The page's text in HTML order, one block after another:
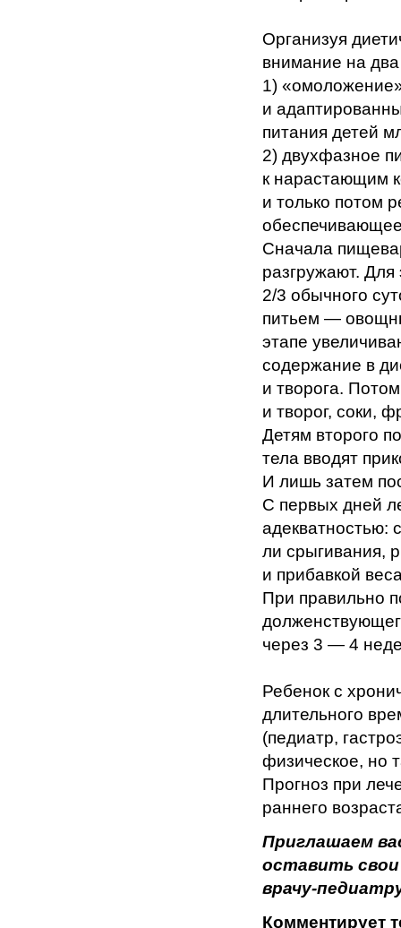
Организуя
внимание на
1)
и
питания детей
2) двухфазное
к нарастающим
и только потом
Сначала
разгружают.
2/3 обычного
питьем —
этапе
содержание в
и творога.
и творог, соки,
Детям второго
тела вводят
И лишь затем
С первых дней
адекватностью:
ли срыгивания,
и прибавкой
При правильно
через 3 — 4
Ребенок с
длительного
(педиатр,
физическое, но
Прогноз при
раннего
Приглашаем
оставить
врачу-
Комментирует